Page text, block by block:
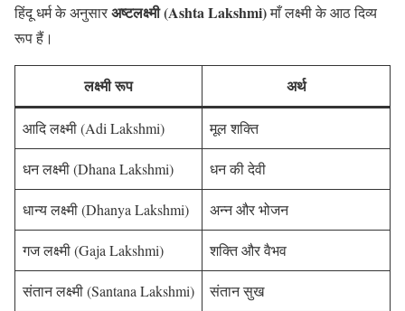
हिंदू धर्म के अनुसारअष्टलक्ष्मी (Ashta Lakshmi)माँ लक्ष्मी के आठ दिव्य
रूप हैं।
लक्ष्मी रूप अर्थ
आदि लक्ष्मी (Adi Lakshmi) मूल शक्ति
धन लक्ष्मी (Dhana Lakshmi) धन की देवी
धान्य लक्ष्मी (Dhanya Lakshmi) अन्न और भोजन
गज लक्ष्मी (Gaja Lakshmi) शक्ति और वैभव
संतान लक्ष्मी (Santana Lakshmi) संतान सुख